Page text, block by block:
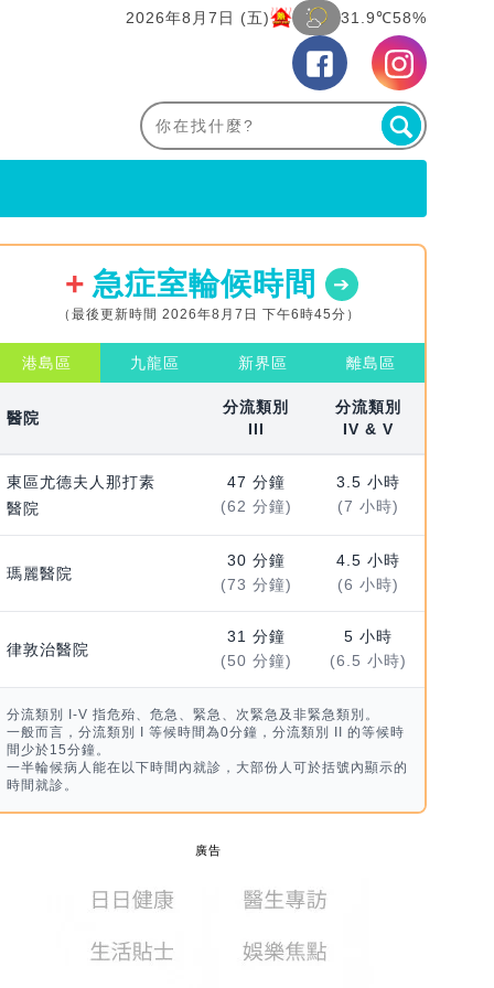
2026年8月7日 (五) 31.9℃58%
急症室輪候時間
（最後更新時間 2026年8月7日 下午6時45分）
港島區 九龍區 新界區 離島區
醫院
分流類別
III
分流類別
IV & V
東區尤德夫人那打素
醫院
47 分鐘
(62 分鐘)
3.5 小時
(7 小時)
瑪麗醫院
30 分鐘
(73 分鐘)
4.5 小時
(6 小時)
律敦治醫院
31 分鐘
(50 分鐘)
5 小時
(6.5 小時)
分流類別 I-V 指危殆、危急、緊急、次緊急及非緊急類別。
一般而言，分流類別 I 等候時間為0分鐘，分流類別 II 的等候時
間少於15分鐘。
一半輪候病人能在以下時間內就診，大部份人可於括號內顯示的
時間就診。
廣告